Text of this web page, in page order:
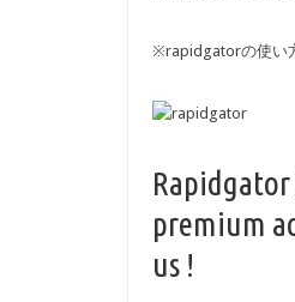
※rapidgatorの使い
premium
us !